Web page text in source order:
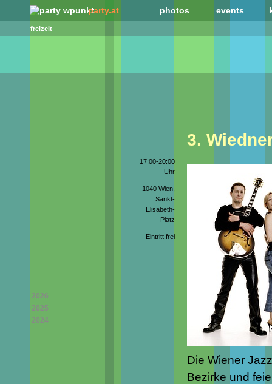
party.at photos events
freizeit
2026
2025
2024
3.
17:00-20:00
Uhr
1040 Wien,
Sankt-
Elisabeth-
Platz
Eintritt frei
Die Wiener
Bezirke und